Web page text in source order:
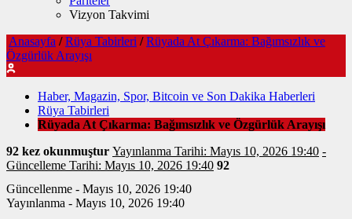
Vizyon Takvimi
Anasayfa / Rüya Tabirleri / Rüyada At Çıkarma: Bağımsızlık ve
Özgürlük Arayışı
Haber, Magazin, Spor, Bitcoin ve Son Dakika Haberleri
Rüya Tabirleri
Rüyada At Çıkarma: Bağımsızlık ve Özgürlük Arayışı
92 kez okunmuştur Yayınlanma Tarihi: Mayıs 10, 2026 19:40 -
Güncelleme Tarihi: Mayıs 10, 2026 19:40 92
Güncellenme - Mayıs 10, 2026 19:40
Yayınlanma - Mayıs 10, 2026 19:40